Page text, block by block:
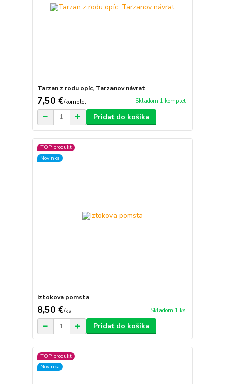
Tarzan z rodu opíc, Tarzanov návrat
7,50 €/komplet Skladom 1 komplet
Pridať do košíka
TOP produkt
Novinka
Iztokova pomsta
8,50 €/ks Skladom 1 ks
Pridať do košíka
TOP produkt
Novinka